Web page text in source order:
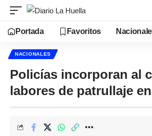
Portada Favoritos
NACIONALES
Policías incorporan al
labores de patrullaje